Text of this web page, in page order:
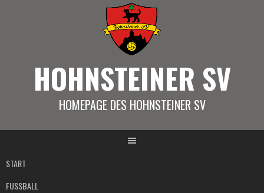
HOHNSTEINER SV
HOMEPAGE DES HOHNSTEINER SV
START
FUSSBALL